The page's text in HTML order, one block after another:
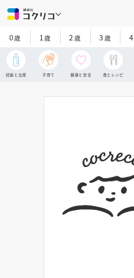
0歳 1歳 2 歳 3歳 4
妊娠と出産 子育て 健康と安全 食とレシピ